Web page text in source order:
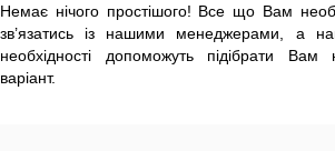
Немає нічого простішого! Все що Вам
зв’язатись із нашими менеджерами, а
необхідності допоможуть підібрати Вам
варіант.